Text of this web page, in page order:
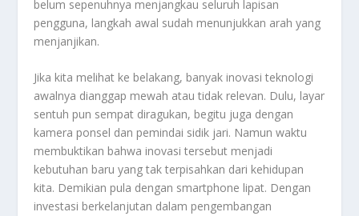
belum sepenuhnya menjangkau seluruh lapisan
pengguna, langkah awal sudah menunjukkan arah yang
menjanjikan.
Jika kita melihat ke belakang, banyak inovasi teknologi
awalnya dianggap mewah atau tidak relevan. Dulu, layar
sentuh pun sempat diragukan, begitu juga dengan
kamera ponsel dan pemindai sidik jari. Namun waktu
membuktikan bahwa inovasi tersebut menjadi
kebutuhan baru yang tak terpisahkan dari kehidupan
kita. Demikian pula dengan smartphone lipat. Dengan
investasi berkelanjutan dalam pengembangan